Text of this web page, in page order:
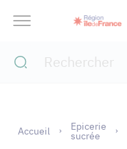
Accueil Epicerie
sucrée